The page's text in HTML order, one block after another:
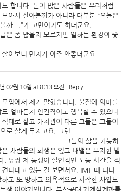
도 합니다. 돈이 많은 사람들은 우리처럼
모아서 살아볼까가 아니라 대부분 “오늘은
까….”가 고민이기도 하더군요.
은 좀 많을지 모르지만 일하는 환경이 좋
살아보니 먼지가 아주 안좋더군요
02월 10일 at 8:13 오전 - Reply
모임에서 제가 말했습니다. 물질에 의미를
얼마든지 인간적이고 행복할 수 있으니
대로 살고 가치관이 다른 그들은 그들이
로 살게 두자고요. 그런
그들의 삶을 가능하
은 사람들의 희생은 잊고 내뱉은 무지한 발
. 당장 제 동생이 살인적인 노동 시간을 적
견뎌내고 있는 걸 보면서요. IMF 때 다니
하고 또 망하고 의욕적으로 시작한 사업도
생 이야기입니다. 부산공대 기계설계과를